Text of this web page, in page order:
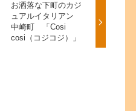
お洒落な下町のカジ
ュアルイタリアン
中崎町 「Cosi
cosi（コジコジ）」